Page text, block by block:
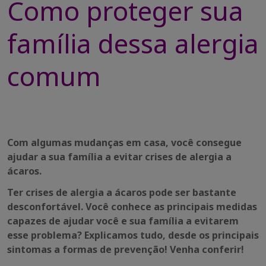
Como proteger sua
família dessa alergia
comum
Com algumas mudanças em casa, você consegue
ajudar a sua família a evitar crises de alergia a
ácaros.
Ter crises de alergia a ácaros pode ser bastante
desconfortável. Você conhece as principais medidas
capazes de ajudar você e sua família a evitarem
esse problema? Explicamos tudo, desde os principais
sintomas a formas de prevenção! Venha conferir!